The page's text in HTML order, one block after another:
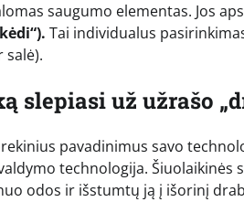
saugumo elementas. Jos
Tai individualus
salė).
slepiasi už užrašo
pavadinimus savo
technologija.
odos ir išstumtų ją į išorinį